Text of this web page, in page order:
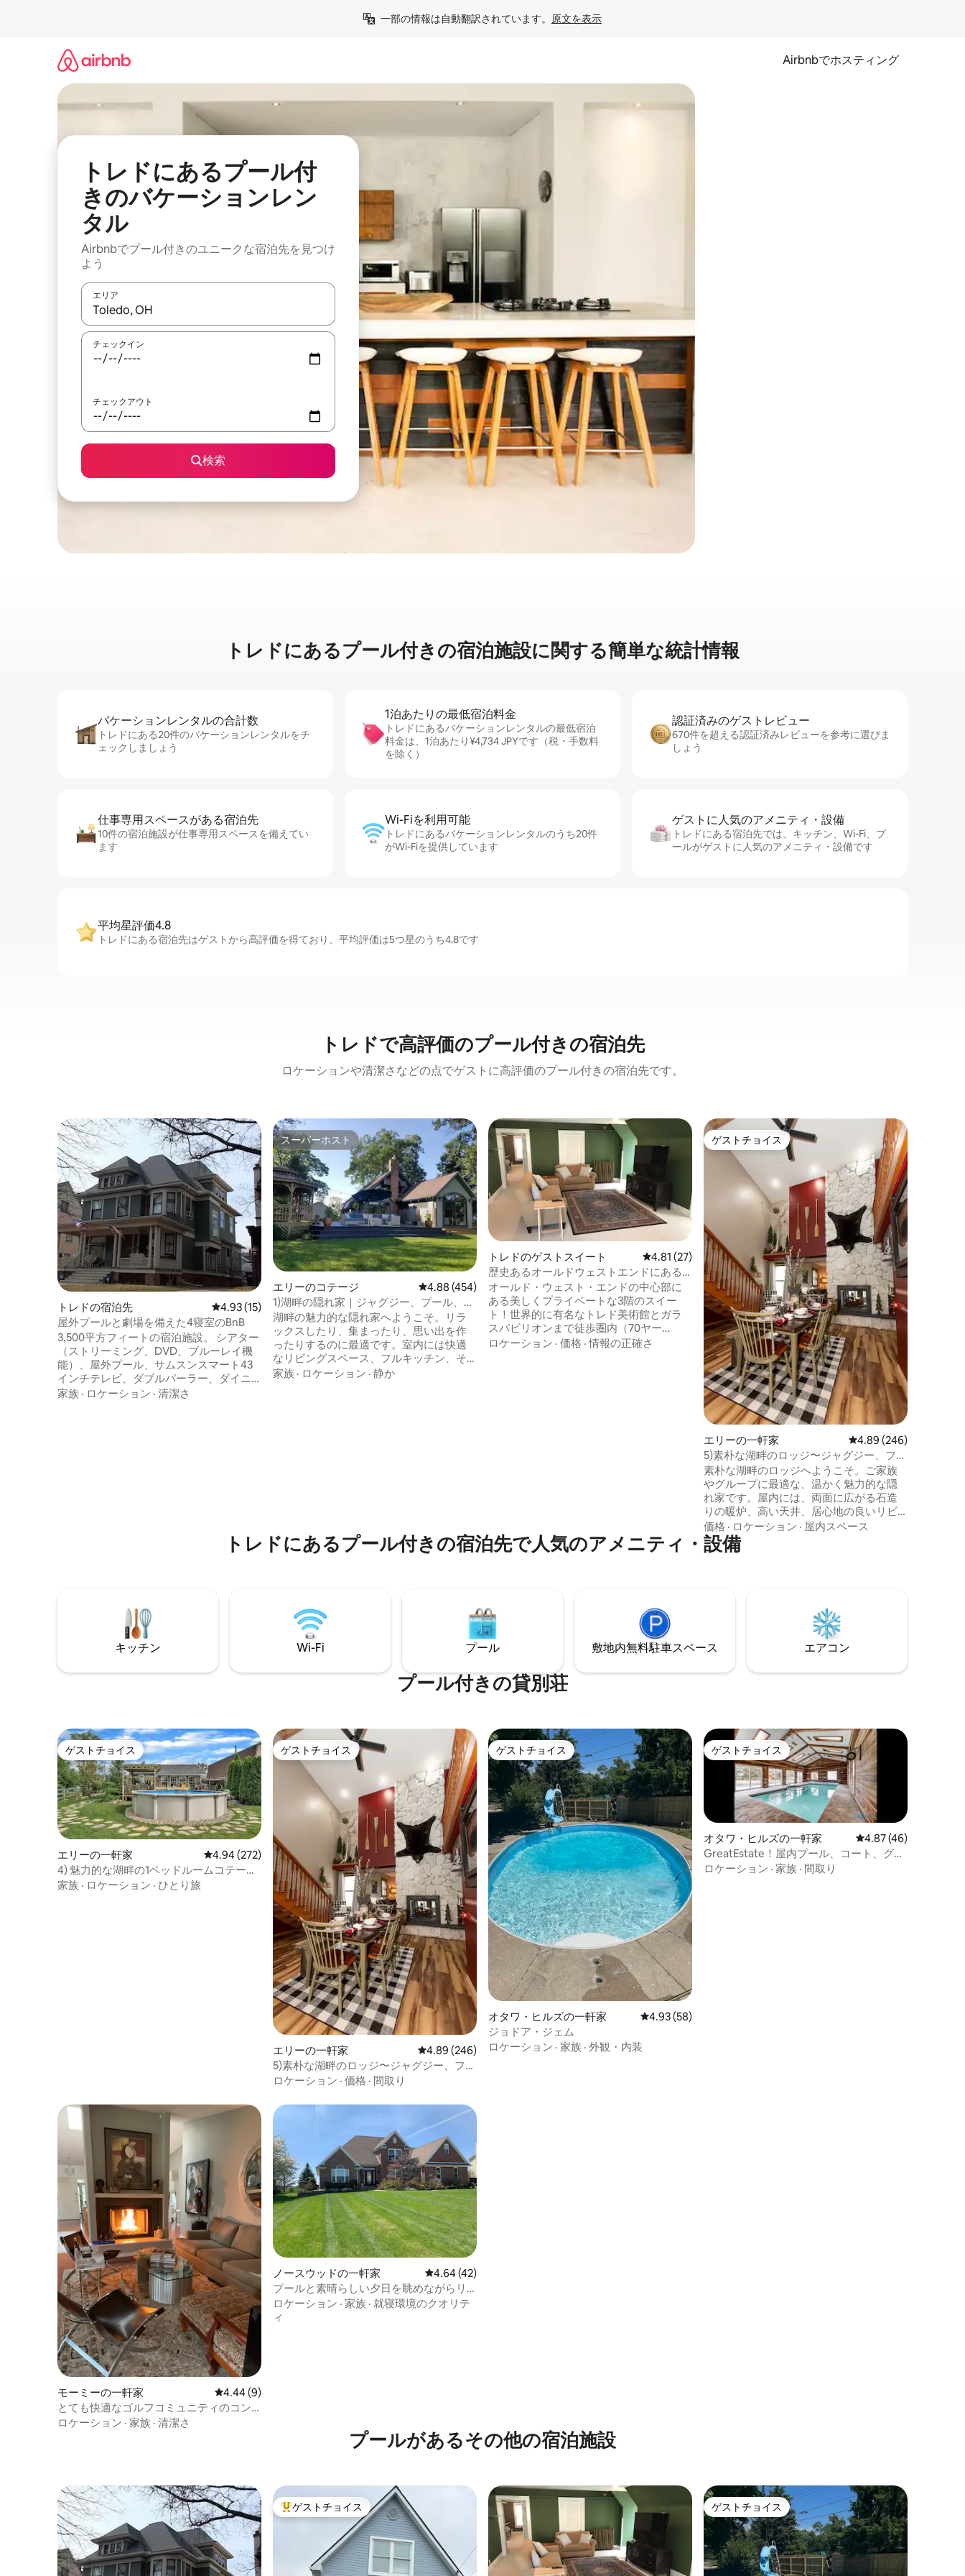
一部の情報は自動翻訳されています。 原文を表示
Airbnbでホスティング
トレドにあるプール付
きのバケーションレン
タル
Airbnbでプール付きのユニークな宿泊先を見つけ
よう
エリア
検索結果が表示されたら、上下の矢印キーを使って移動するか、画面をタッチまたはスワイプして検索結果を確認することができます。
チェックイン
チェックアウト
検索
トレドに⁠あ⁠るプ⁠ー⁠ル⁠付⁠き⁠の宿⁠泊⁠施⁠設⁠に関⁠す⁠る簡⁠単⁠な統⁠計⁠情⁠報
バケーションレ⁠ン⁠タ⁠ル⁠の合⁠計⁠数
トレドにある20件のバケーションレンタルをチ
ェックしましょう
1泊あたりの最⁠低⁠宿⁠泊⁠料⁠金
トレドにあるバケーションレンタルの最低宿泊
料金は、1泊あたり¥4,734 JPYです（税・手数料
を除く）
認証済みのゲ⁠ス⁠ト⁠レ⁠ビ⁠ュ⁠ー
670件を超える認証済みレビューを参考に選びま
しょう
仕事専用ス⁠ペ⁠ー⁠スがあ⁠る宿⁠泊⁠先
10件の宿泊施設が仕事専用スペースを備えてい
ます
Wi-Fiを利⁠用⁠可⁠能
トレドにあるバケーションレンタルのうち20件
がWi-Fiを提供しています
ゲストに人⁠気⁠のア⁠メ⁠ニ⁠テ⁠ィ・設⁠備
トレドにある宿泊先では、キッチン、Wi-Fi、プ
ールがゲストに人気のアメニティ・設備です
平均星評価4.8
トレドにある宿泊先はゲストから高評価を得ており、平均評価は5つ星のうち4.8です
トレドで高評価のプール付きの宿泊先
ロケーションや清潔さなどの点でゲストに高評価のプール付きの宿泊先です。
トレドの宿泊先 レビュー15件、5つ星中4.93つ星の平均評価
4.93 (15)
屋外プールと劇場を備えた4寝室のBnB
3,500平方フィートの宿泊施設。 シアター
（ストリーミング、DVD、ブルーレイ機
能）、屋外プール、サムスンスマート43
インチテレビ、ダブルパーラー、ダイニ
ングルーム、キッチン。歴史地区オール
家族 · ロケーション · 清潔さ
スーパーホスト
スーパーホスト
エリーのコテージ レビュー454件、5つ星中4.88つ星の平均評価
4.88 (454)
1)湖畔の隠れ家｜ジャグジー、プール、フ
ァイヤーピット、デッキ
湖畔の魅力的な隠れ家へようこそ。リラ
ックスしたり、集まったり、思い出を作
ったりするのに最適です。室内には快適
なリビングスペース、フルキッチン、そ
して暖かみのあるディテールが施されて
家族 · ロケーション · 静か
トレドのゲストスイート レビュー27件、5つ星中4.81つ星の平均評価
4.81 (27)
歴史あるオールドウェストエンドにある
ゲストスイート
オールド・ウェスト・エンドの中心部に
ある美しくプライベートな3階のスイー
ト！世界的に有名なトレド美術館とガラ
スパビリオンまで徒歩圏内（70ヤー
ド）。ゲート付きの半エーカーの敷地内
ロケーション · 価格 ·情報の正確さ
ゲストチョイス
ゲストチョイス
エリーの一軒家 レビュー246件、5つ星
4.89 (246)
5)素朴な湖畔のロッジ〜ジャグジー、ファ
イヤーピット|プール
素朴な湖畔のロッジへようこそ。ご家族
やグループに最適な、温かく魅力的な隠
れ家です。屋内には、両面に広がる石造
りの暖炉、高い天井、居心地の良いリビ
ングスペース、設備の整ったキッチンが
あり、集まるのに最適です。外に出る
と、広大な湖畔の景色、専用の湯船、フ
たき火のそばで夜を過ごすにも、思い出
に残る滞在をお楽しみいただけるロッジ
価格 · ロケーション · 屋内スペース
トレドにあるプール付きの宿泊先で人気のアメニティ・設備
キッチン Wi-Fi プール 敷地内無料駐⁠車ス⁠ペ⁠ー⁠ス エアコン
プール付きの貸別荘
ゲストチョイス
ゲストチョイス
エリーの一軒家 レビュー272件、5つ星中4.94つ星の平均評価
4.94 (272)
4) 魅力的な湖畔の1ベッドルームコテージ|
ジャグジー|プール
家族 · ロケーション · ひとり旅
ゲストチョイス
ゲストチョイス
エリーの一軒家 レビュー246件、5つ星中4.89つ星の平均評価
4.89 (246)
5)素朴な湖畔のロッジ〜ジャグジー、ファ
イヤーピット|プール
ロケーション · 価格 · 間取り
ゲストチョイス
ゲストチョイス
オタワ・ヒルズの一軒家 レビュー58件、5つ星中4.93つ星の平均評価
4.93 (58)
ジョドア・ジェム
ロケーション · 家族 · 外観・内装
ゲストチョイス
ゲストチョイス
オタワ・ヒルズの一軒家 レビュー46件、5つ
4.87 (46)
GreatEstate！屋内プール、コート、グル
メキッチン
ロケーション · 家族 · 間取り
モーミーの一軒家 レビュー9件、5つ星中4.44つ星の平均評価
4.44 (9)
とても快適なゴルフコミュニティのコン
ドミニアム
ロケーション · 家族 · 清潔さ
ノースウッドの一軒家 レビュー42件、5つ星中4.64つ星の平均評価
4.64 (42)
プールと素晴らしい夕日を眺めながらリ
ラックスできる3ベッドルーム
ロケーション · 家族 · 就寝環境のクオリテ
ィ
プールがあるその他の宿泊施設
大好評のゲストチョイスです。
ゲストチョイス ゲストチョイス
ゲストチョイス